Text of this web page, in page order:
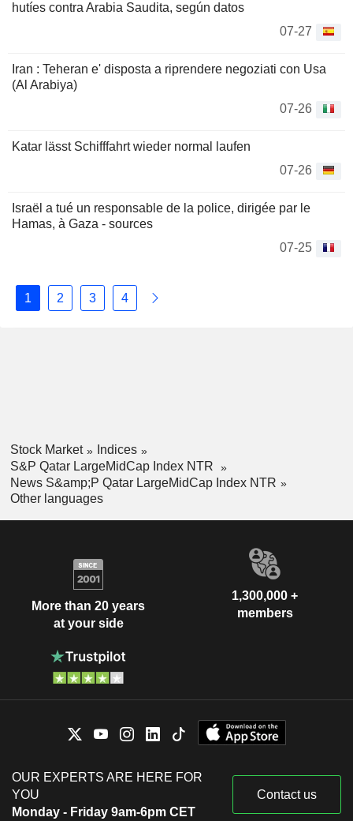
hutíes contra Arabia Saudita, según datos
07-27
Iran : Teheran e' disposta a riprendere negoziati con Usa
(Al Arabiya)
07-26
Katar lässt Schifffahrt wieder normal laufen
07-26
Israël a tué un responsable de la police, dirigée par le
Hamas, à Gaza - sources
07-25
1 2 3 4
Stock Market
Indices
S&P Qatar LargeMidCap Index NTR
News S&amp;P Qatar LargeMidCap Index NTR
Other languages
More than 20 years
at your side
1,300,000 +
members
OUR EXPERTS ARE HERE FOR
YOU
Monday - Friday 9am-6pm CET
Contact us